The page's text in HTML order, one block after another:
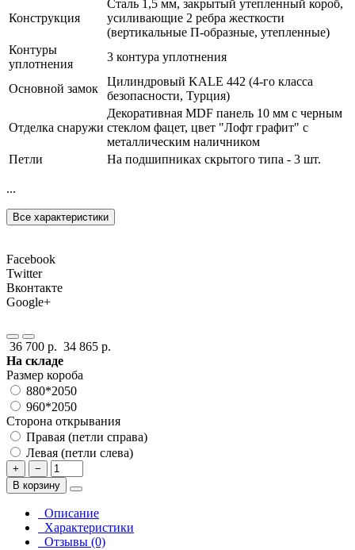
Конструкция
Сталь 1,5 мм, закрытый утепленный короб,
усиливающие 2 ребра жесткости
(вертикальные П-образные, утепленные)
Контуры
уплотнения
3 контура уплотнения
Основной замок
Цилиндровый KALE 442 (4-го класса
безопасности, Турция)
Отделка снаружи
Декоративная MDF панель 10 мм с черным
стеклом фацет, цвет "Лофт графит" с
металлическим наличником
Петли
На подшипниках скрытого типа - 3 шт.
...
Все характеристики
Facebook
Twitter
Вконтакте
Google+
36 700 р. 34 865 р.
На складе
Размер короба
880*2050
960*2050
Сторона открывания
Правая (петли справа)
Левая (петли слева)
+
−
В корзину
Описание
Характеристики
Отзывы (0)